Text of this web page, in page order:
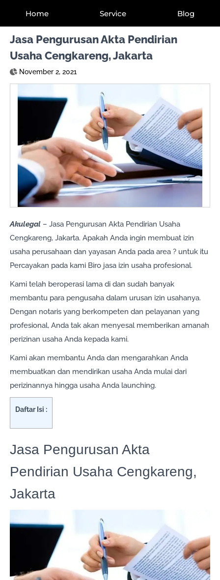
Home Service Blog
Jasa Pengurusan Akta Pendirian
Usaha Cengkareng, Jakarta
November 2, 2021
Akulegal – Jasa Pengurusan Akta Pendirian Usaha
Cengkareng, Jakarta. Apakah Anda ingin membuat izin
usaha perusahaan dan yayasan Anda pada area ? untuk itu
Percayakan pada kami Biro jasa izin usaha profesional.
Kami telah beroperasi lama di dan sudah banyak
membantu para pengusaha dalam urusan izin usahanya.
Dengan notaris yang berkompeten dan pelayanan yang
profesional, Anda tak akan menyesal memberikan amanah
perizinan usaha Anda kepada kami.
Kami akan membantu Anda dan mengarahkan Anda
membuatkan dan mendirikan usaha Anda mulai dari
perizinannya hingga usaha Anda launching.
Daftar Isi :
Jasa Pengurusan Akta
Pendirian Usaha Cengkareng,
Jakarta